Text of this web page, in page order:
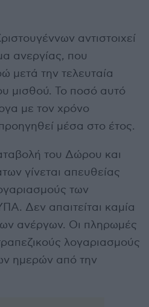
αντιστοιχεί
ανεργίας, που
μετά την τελευταία
μισθού. Το ποσό αυτό
με τον χρόνο
μέσα στο έτος.
του Δώρου και
γίνεται απευθείας
των
Δεν απαιτείται καμία
ανέργων. Οι πληρωμές
λογαριασμούς
ημερών από την